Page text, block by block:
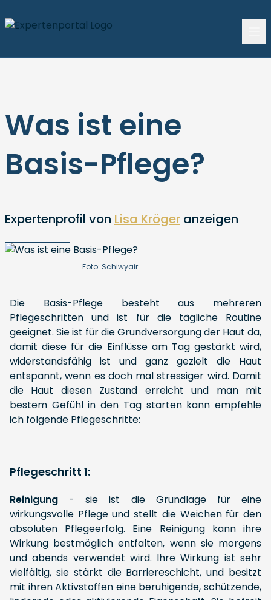
Was ist eine
Basis-Pflege?
Expertenprofil von Lisa Kröger anzeigen
Foto: Schiwyair
Die Basis-Pflege besteht aus mehreren
Pflegeschritten und ist für die tägliche Routine
geeignet. Sie ist für die Grundversorgung der Haut da,
damit diese für die Einflüsse am Tag gestärkt wird,
widerstandsfähig ist und ganz gezielt die Haut
entspannt, wenn es doch mal stressiger wird. Damit
die Haut diesen Zustand erreicht und man mit
bestem Gefühl in den Tag starten kann empfehle
ich folgende Pflegeschritte:
Pflegeschritt 1:
Reinigung - sie ist die Grundlage für eine
wirkungsvolle Pflege und stellt die Weichen für den
absoluten Pflegeerfolg. Eine Reinigung kann ihre
Wirkung bestmöglich entfalten, wenn sie morgens
und abends verwendet wird. Ihre Wirkung ist sehr
vielfältig, sie stärkt die Barriereschicht, und besitzt
mit ihren Aktivstoffen eine beruhigende, schützende,